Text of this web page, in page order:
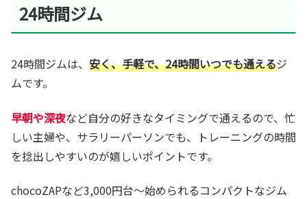
24時間ジム
24時間ジムは、 安く、手軽で、24時間いつでも通えるジ
ムです。
早朝や深夜など自分の好きなタイミングで通えるので、忙
しい主婦や、サラリーパーソンでも、トレーニングの時間
を捻出しやすいのが嬉しいポイントです。
chocoZAPなど3,000円台～始められるコンパクトなジム